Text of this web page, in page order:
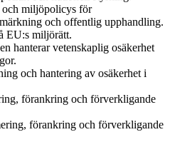
miljöpolicys för
och offentlig upphandling.
EU:s miljörätt.
hanterar vetenskaplig osäkerhet
och hantering av osäkerhet i
förankring och förverkligande
förankring och förverkligande